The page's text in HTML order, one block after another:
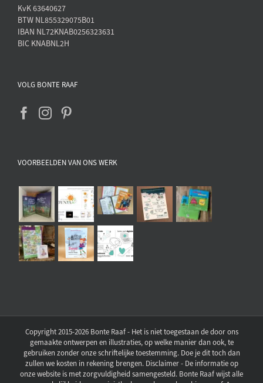
KvK 63640627
BTW NL855329075B01
IBAN NL72KNAB0256323631
BIC KNABNL2H
VOLG BONTE RAAF
VOORBEELDEN VAN ONS WERK
Copyright 2015-2026 Bonte Raaf - Het is niet toegestaan de door ons
gemaakte ontwerpen en illustraties, op welke manier dan ook, te
gebruiken zonder onze schriftelijke toestemming. Doe je dit toch dan
zullen we kosten in rekening brengen. Disclaimer - De informatie op
onze website is met zorgvuldigheid samengesteld. Bonte Raaf wijst alle